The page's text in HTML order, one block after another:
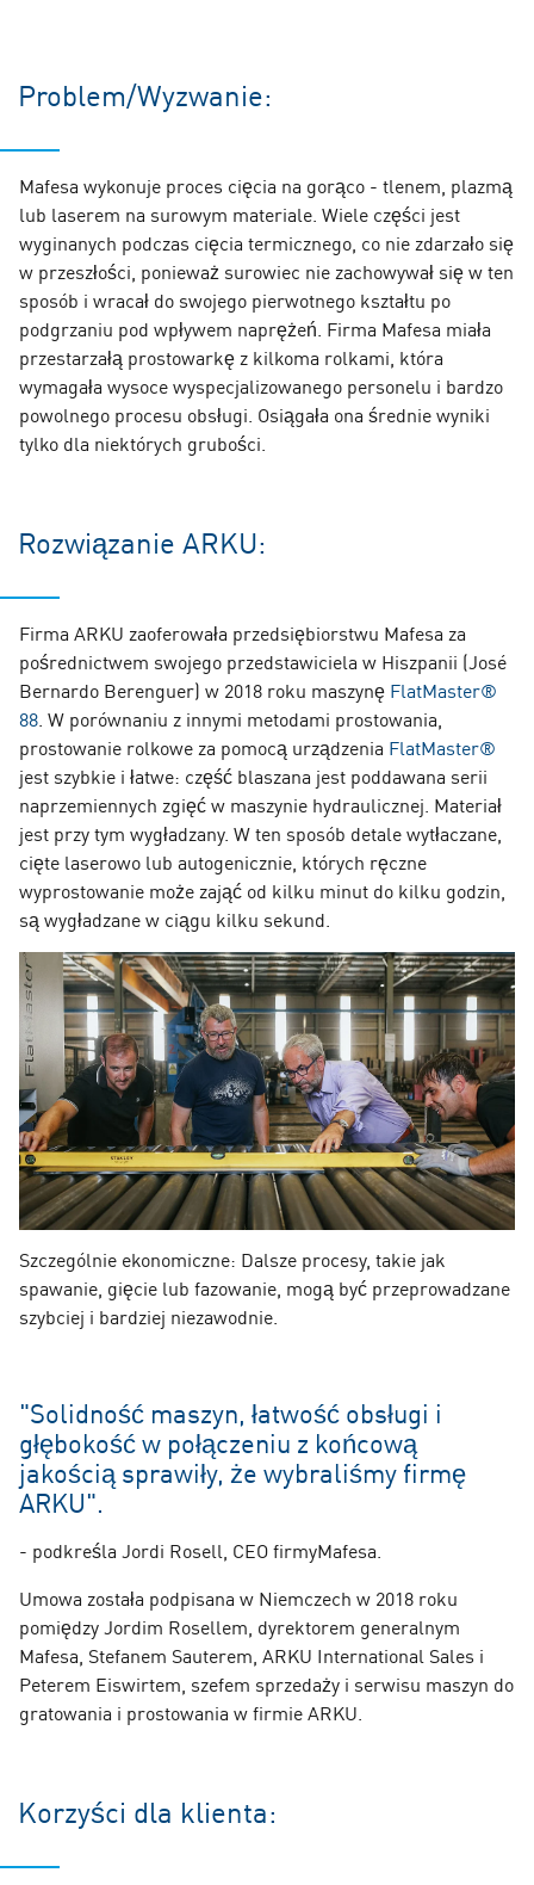
Problem/Wyzwanie:
Mafesa wykonuje proces cięcia na gorąco - tlenem, plazmą
lub laserem na surowym materiale. Wiele części jest
wyginanych podczas cięcia termicznego, co nie zdarzało się
w przeszłości, ponieważ surowiec nie zachowywał się w ten
sposób i wracał do swojego pierwotnego kształtu po
podgrzaniu pod wpływem naprężeń. Firma Mafesa miała
przestarzałą prostowarkę z kilkoma rolkami, która
wymagała wysoce wyspecjalizowanego personelu i bardzo
powolnego procesu obsługi. Osiągała ona średnie wyniki
tylko dla niektórych grubości.
Rozwiązanie ARKU:
Firma ARKU zaoferowała przedsiębiorstwu Mafesa za
pośrednictwem swojego przedstawiciela w Hiszpanii (José
Bernardo Berenguer) w 2018 roku maszynę FlatMaster®
88 . W porównaniu z innymi metodami prostowania,
prostowanie rolkowe za pomocą urządzenia FlatMaster®
jest szybkie i łatwe: część blaszana jest poddawana serii
naprzemiennych zgięć w maszynie hydraulicznej. Materiał
jest przy tym wygładzany. W ten sposób detale wytłaczane,
cięte laserowo lub autogenicznie, których ręczne
wyprostowanie może zająć od kilku minut do kilku godzin,
są wygładzane w ciągu kilku sekund.
Szczególnie ekonomiczne: Dalsze procesy, takie jak
spawanie, gięcie lub fazowanie, mogą być przeprowadzane
szybciej i bardziej niezawodnie.
"Solidność maszyn, łatwość obsługi i
głębokość w połączeniu z końcową
jakością sprawiły, że wybraliśmy firmę
ARKU".
- podkreśla Jordi Rosell, CEO firmyMafesa.
Umowa została podpisana w Niemczech w 2018 roku
pomiędzy Jordim Rosellem, dyrektorem generalnym
Mafesa, Stefanem Sauterem, ARKU International Sales i
Peterem Eiswirtem, szefem sprzedaży i serwisu maszyn do
gratowania i prostowania w firmie ARKU.
Korzyści dla klienta: